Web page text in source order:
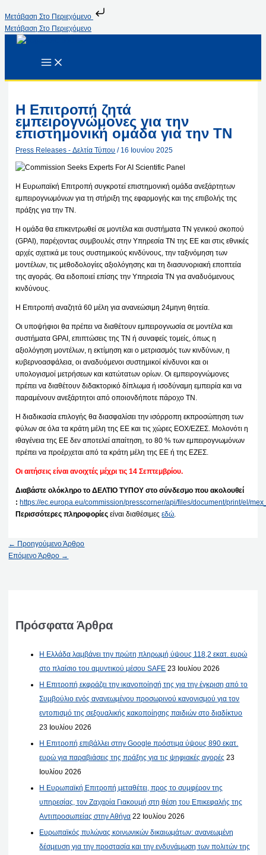
Μετάβαση Στο Περιεχόμενο
Μετάβαση Στο Περιεχόμενο
Η Επιτροπή ζητά
εμπειρογνώμονες για την
επιστημονική ομάδα για την ΤΝ
Press Releases - Δελτία Τύπου / 16 Ιουνίου 2025
Η Ευρωπαϊκή Επιτροπή συγκροτεί επιστημονική ομάδα ανεξάρτητων
εμπειρογνωμόνων για τη στήριξη της εφαρμογής και της επιβολής της
πράξης για την ΤΝ.
Η ομάδα θα επικεντρωθεί σε μοντέλα και συστήματα ΤΝ γενικού σκοπού
(GPAI), παρέχοντας συμβουλές στην Υπηρεσία ΤΝ της ΕΕ και στις εθνικές
αρχές σχετικά με τους συστημικούς κινδύνους, την ταξινόμηση των
μοντέλων, τις μεθοδολογίες αξιολόγησης και τη διασυνοριακή εποπτεία
της αγοράς. Θα ειδοποιεί επίσης την Υπηρεσία ΤΝ για αναδυόμενους
κινδύνους.
Η Επιτροπή αναζητά 60 μέλη για ανανεώσιμη 24μηνη θητεία.
Οι υποψήφιοι θα πρέπει να διαθέτουν εμπειρογνωσία σε μοντέλα και
συστήματα GPAI, επιπτώσεις της ΤΝ ή συναφείς τομείς, όπως η
αξιολόγηση μοντέλων, η εκτίμηση και ο μετριασμός των κινδύνων, η
κυβερνοασφάλεια, οι αναδυόμενοι συστημικοί κίνδυνοι και οι
υπολογισμοί μετρήσεων και κατώτατων ορίων. Οι εμπειρογνώμονες
πρέπει να διαθέτουν διδακτορικό δίπλωμα ή ισοδύναμη εμπειρία και να
παραμένουν ανεξάρτητοι από οποιονδήποτε πάροχο ΤΝ.
Η διαδικασία επιλογής θα διασφαλίσει την ισόρροπη εκπροσώπηση των
φύλων σε όλα τα κράτη μέλη της ΕΕ και τις χώρες ΕΟΧ/ΕΖΕΣ. Μολονότι η
ιθαγένεια της ΕΕ δεν αποτελεί απαίτηση, το 80 % των εμπειρογνωμόνων
πρέπει να προέρχεται από τα κράτη μέλη της ΕΕ ή της ΕΖΕΣ.
Οι αιτήσεις είναι ανοιχτές μέχρι τις 14 Σεπτεμβρίου.
Διαβάστε ολόκληρο το ΔΕΛΤΙΟ ΤΥΠΟΥ στο σύνδεσμο που ακολουθεί
: https://ec.europa.eu/commission/presscorner/api/files/document/print/el/
Περισσότερες πληροφορίες είναι διαθέσιμεςεδώ.
← Προηγούμενο Άρθρο
Επόμενο Άρθρο →
Πρόσφατα Άρθρα
Η Ελλάδα λαμβάνει την πρώτη πληρωμή ύψους 118,2 εκατ. ευρώ
στο πλαίσιο του αμυντικού μέσου SAFE 23 Ιουλίου 2026
Η Επιτροπή εκφράζει την ικανοποίησή της για την έγκριση από το
Συμβούλιο ενός ανανεωμένου προσωρινού κανονισμού για τον
εντοπισμό της σεξουαλικής κακοποίησης παιδιών στο διαδίκτυο
23 Ιουλίου 2026
Η Επιτροπή επιβάλλει στην Google πρόστιμα ύψους 890 εκατ.
ευρώ για παραβιάσεις της πράξης για τις ψηφιακές αγορές 23
Ιουλίου 2026
Η Ευρωπαϊκή Επιτροπή μεταθέτει, προς το συμφέρον της
υπηρεσίας, τον Ζαχαρία Γιακουμή στη θέση του Επικεφαλής της
Αντιπροσωπείας στην Αθήνα 22 Ιουλίου 2026
Ευρωπαϊκός πυλώνας κοινωνικών δικαιωμάτων: ανανεωμένη
δέσμευση για την προστασία και την ενδυνάμωση των πολιτών της